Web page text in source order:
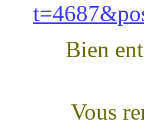
Bien
Vous